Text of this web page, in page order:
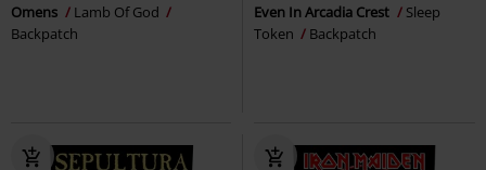
Omens
Lamb Of God
Backpatch
Even In Arcadia Crest
Sleep
Token
Backpatch